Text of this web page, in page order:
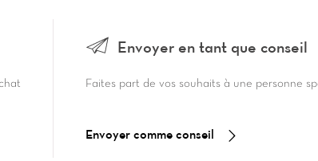
Envoyer en tant que conseil
Faites part de vos souhaits à une personne
Envoyer comme conseil